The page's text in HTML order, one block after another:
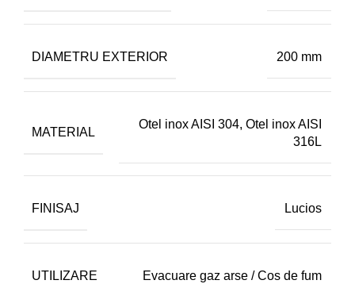
DIAMETRU EXTERIOR 200 mm
MATERIAL
Otel inox AISI 304, Otel inox AISI
316L
FINISAJ Lucios
UTILIZARE Evacuare gaz arse / Cos de fum